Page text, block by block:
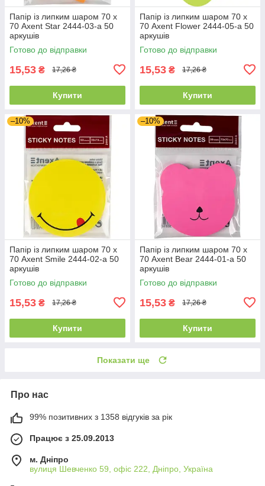
Папір із липким шаром 70 х
70 Axent Star 2444-03-a 50
аркушів
Готово до відправки
15,53 ₴ 17,26 ₴
Купити
Папір із липким шаром 70 х
70 Axent Flower 2444-05-a 50
аркушів
Готово до відправки
15,53 ₴ 17,26 ₴
Купити
–10%
Папір із липким шаром 70 х
70 Axent Smile 2444-02-a 50
аркушів
Готово до відправки
15,53 ₴ 17,26 ₴
Купити
–10%
Папір із липким шаром 70 х
70 Axent Bear 2444-01-a 50
аркушів
Готово до відправки
15,53 ₴ 17,26 ₴
Купити
Показати ще
Про нас
99% позитивних з 1358 відгуків за рік
Працює з 25.09.2013
м. Дніпро
вулиця Шевченко 59, офіс 222, Дніпро, Україна